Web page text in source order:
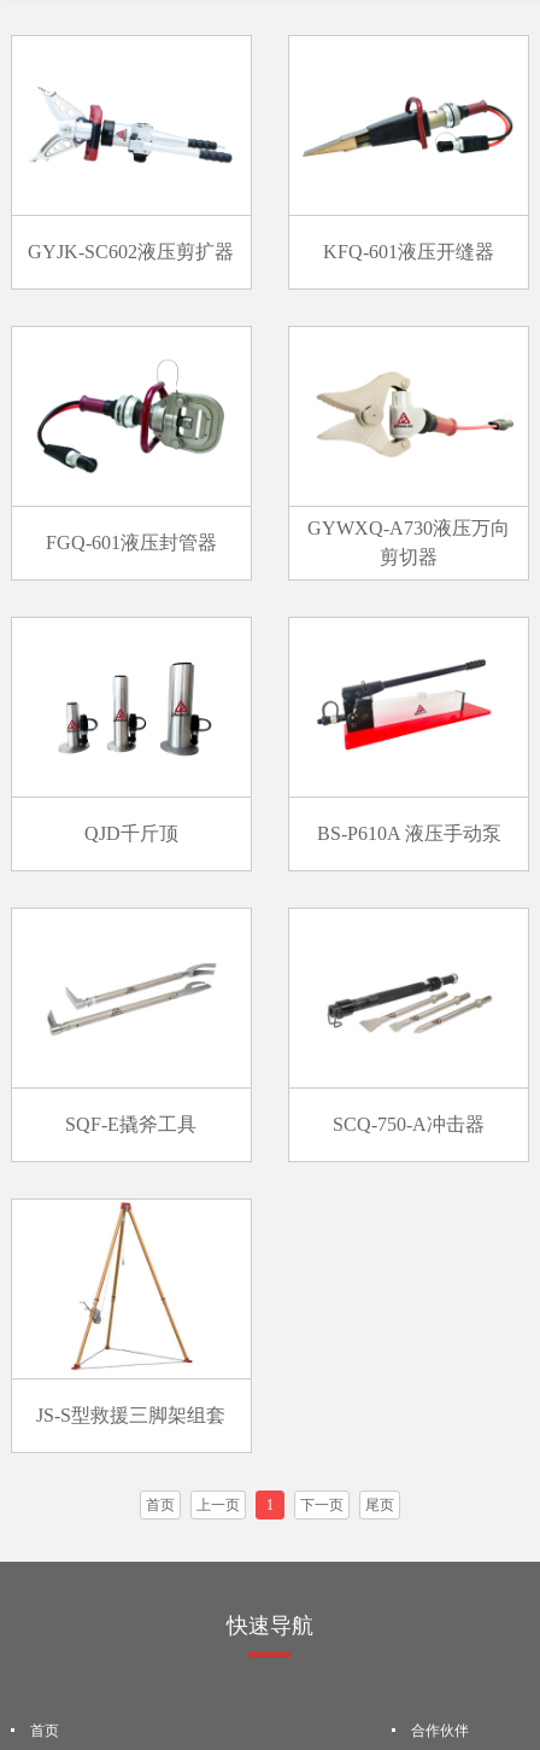
GYJK-SC602液压剪扩器 KFQ-601液压开缝器
FGQ-601液压封管器
GYWXQ-A730液压万向
剪切器
QJD千斤顶 BS-P610A 液压手动泵
SQF-E撬斧工具 SCQ-750-A冲击器
JS-S型救援三脚架组套
首页 上一页 1 下一页 尾页
快速导航
首页 合作伙伴